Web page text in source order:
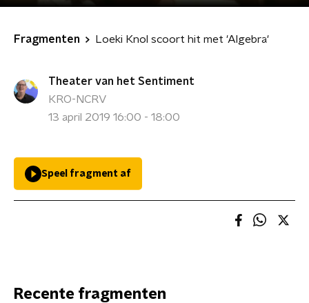
Fragmenten Loeki Knol scoort hit met 'Algebra'
Theater van het Sentiment
KRO-NCRV
13 april 2019 16:00 - 18:00
Speel fragment af
Recente fragmenten